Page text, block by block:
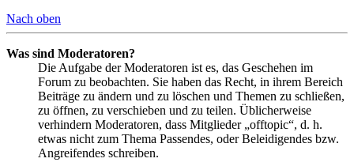
Nach oben
Was sind Moderatoren?
Die Aufgabe der Moderatoren ist es, das Geschehen im
Forum zu beobachten. Sie haben das Recht, in ihrem Bereich
Beiträge zu ändern und zu löschen und Themen zu schließen,
zu öffnen, zu verschieben und zu teilen. Üblicherweise
verhindern Moderatoren, dass Mitglieder „offtopic“, d. h.
etwas nicht zum Thema Passendes, oder Beleidigendes bzw.
Angreifendes schreiben.